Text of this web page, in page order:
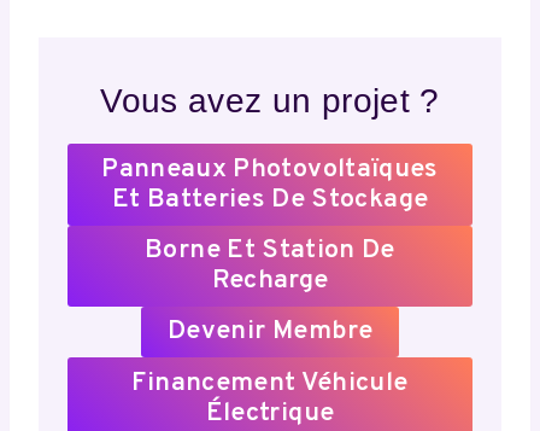
Vous avez un projet ?
Panneaux Photovoltaïques
Et Batteries De Stockage
Borne Et Station De
Recharge
Devenir Membre
Financement Véhicule
Électrique